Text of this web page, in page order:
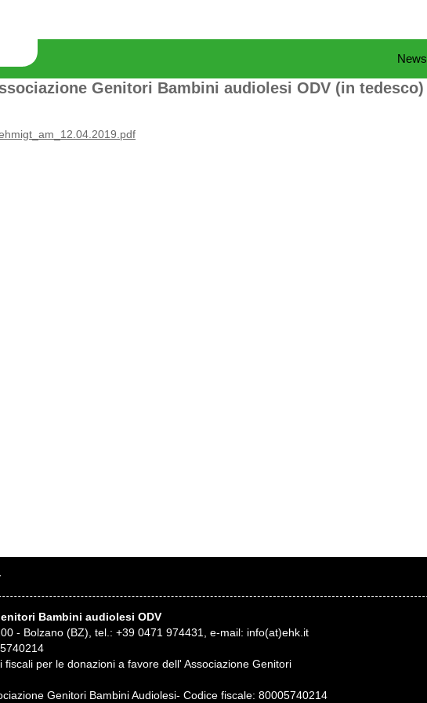
News
Genitori Bambini audiolesi ODV (in tedesco)
Bambini audiolesi ODV
- Bolzano (BZ), tel.: +39 0471 974431, e-mail: info(at)ehk.it
fiscali per le donazioni a favore dell' Associazione Genitori
Genitori Bambini Audiolesi- Codice fiscale: 80005740214